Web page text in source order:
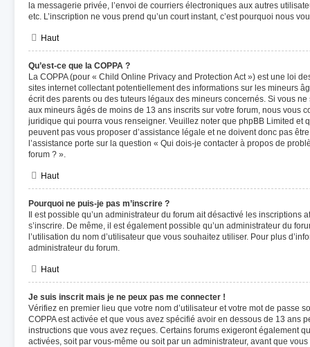
la messagerie privée, l’envoi de courriers électroniques aux autres
etc. L’inscription ne vous prend qu’un court instant, c’est pourquoi nous
Haut
Qu’est-ce que la COPPA ?
La COPPA (pour « Child Online Privacy and Protection Act ») est une loi
sites internet collectant potentiellement des informations sur les mineurs
écrit des parents ou des tuteurs légaux des mineurs concernés. Si vous
aux mineurs âgés de moins de 13 ans inscrits sur votre forum, nous vous
juridique qui pourra vous renseigner. Veuillez noter que phpBB Limited et
peuvent pas vous proposer d’assistance légale et ne doivent donc pas
l’assistance porte sur la question « Qui dois-je contacter à propos de
forum ? ».
Haut
Pourquoi ne puis-je pas m’inscrire ?
Il est possible qu’un administrateur du forum ait désactivé les inscriptions
s’inscrire. De même, il est également possible qu’un administrateur du
l’utilisation du nom d’utilisateur que vous souhaitez utiliser. Pour plus
administrateur du forum.
Haut
Je suis inscrit mais je ne peux pas me connecter !
Vérifiez en premier lieu que votre nom d’utilisateur et votre mot de passe
COPPA est activée et que vous avez spécifié avoir en dessous de 13 ans
instructions que vous avez reçues. Certains forums exigeront également
activées, soit par vous-même ou soit par un administrateur, avant que